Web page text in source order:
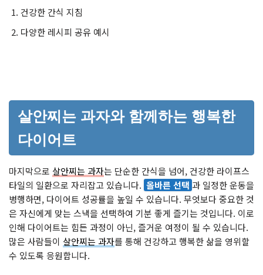
건강한 간식 지침
다양한 레시피 공유 예시
살안찌는 과자와 함께하는 행복한
다이어트
마지막으로 살안찌는 과자는 단순한 간식을 넘어, 건강한 라이프스
타일의 일환으로 자리잡고 있습니다. 올바른 선택 과 일정한 운동을
병행하면, 다이어트 성공률을 높일 수 있습니다. 무엇보다 중요한 것
은 자신에게 맞는 스낵을 선택하여 기분 좋게 즐기는 것입니다. 이로
인해 다이어트는 힘든 과정이 아닌, 즐거운 여정이 될 수 있습니다.
많은 사람들이 살안찌는 과자를 통해 건강하고 행복한 삶을 영위할
수 있도록 응원합니다.